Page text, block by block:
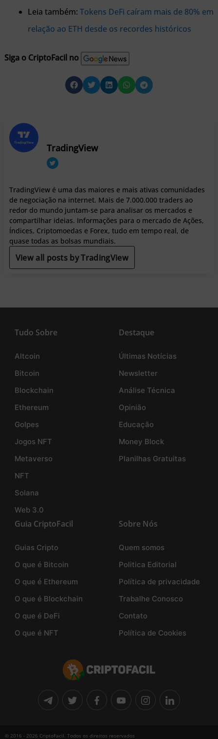
Leia também: Tokens DeFi caíram mais de 80% em
relação ao ETH desde os recordes históricos
Siga o CriptoFacil no
TradingView
TradingView é uma das maiores e mais ativas comunidades
de negociação na internet. Mais de 7.000.000 traders ao
redor do mundo juntam-se para analisar os mercados e
compartilhar ideias. Informações para o mercado de Ações,
Índices, Criptomoedas e Forex, tudo em tempo real, de
quase todas as bolsas mundiais.
View all posts by TradingView
Tudo Sobre
Altcoin
Bitcoin
Blockchain
Ethereum
Golpes
Jogos NFT
Metaverso
NFT
Solana
Web 3.0
Destaque
Últimas Notícias
Newsletter
Análise Técnica
Opinião
Educação
Money Block
Planilhas Gratuitas
Guia CriptoFacil
Guias Cripto
O que é Bitcoin
O que é Ethereum
O que é Blockchain
O que é DeFi
O que é NFT
Sobre Nós
Quem somos
Politica Editorial
Política de privacidade
Trabalhe Conosco
Contato
Política de Cookies
© 2016 - 2026 CriptoFacil. Todos os direitos reservados